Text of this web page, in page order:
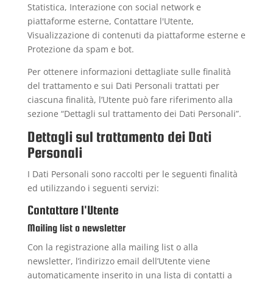
Statistica, Interazione con social network e
piattaforme esterne, Contattare l'Utente,
Visualizzazione di contenuti da piattaforme esterne e
Protezione da spam e bot.
Per ottenere informazioni dettagliate sulle finalità
del trattamento e sui Dati Personali trattati per
ciascuna finalità, l’Utente può fare riferimento alla
sezione “Dettagli sul trattamento dei Dati Personali”.
Dettagli sul trattamento dei Dati
Personali
I Dati Personali sono raccolti per le seguenti finalità
ed utilizzando i seguenti servizi:
Contattare l'Utente
Mailing list o newsletter
Con la registrazione alla mailing list o alla
newsletter, l’indirizzo email dell’Utente viene
automaticamente inserito in una lista di contatti a